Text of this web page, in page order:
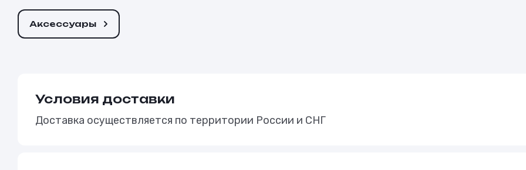
Аксессуары
Условия доставки
Доставка осуществляется по территории России и СНГ